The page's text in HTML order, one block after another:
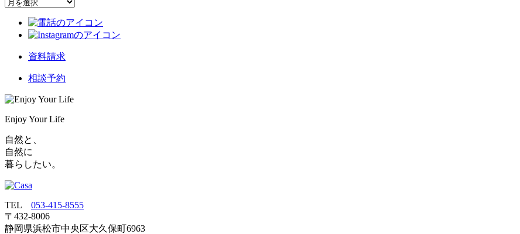
資料請求
相談予約
Enjoy Your Life
自然と、
自然に
暮らしたい。
TEL 053‐415‐8555
〒432‐8006
静岡県浜松市中央区大久保町6963